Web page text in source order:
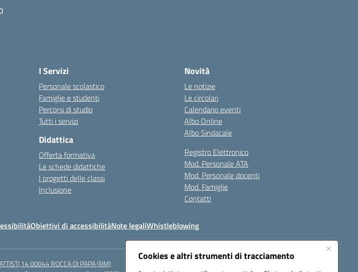
Cookies e altri strumenti di tracciamento
I Servizi
Personale scolastico
Famiglie e studenti
Percorsi di studio
Tutti i servizi
Didattica
Offerta formativa
Le schede didattiche
I progetti delle classi
Inclusione
Novità
Le notizie
Le circolari
Calendario eventi
Albo Online
Albo Sindacale
Registro Elettronico
Mod. Personale ATA
Mod. Personale docenti
Mod. Famiglie
Contatti
Obiettivi di accessibilitàNote legaliWhistleblowing
00044 ROCCA DI PAPA (RM)